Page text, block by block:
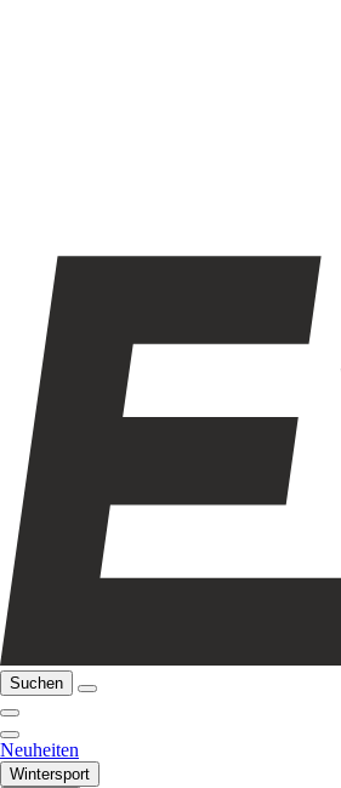
Suchen
Neuheiten
Wintersport